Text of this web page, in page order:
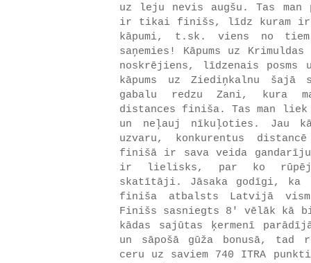
uz leju nevis augšu. Tas man
ir tikai finišs, līdz kuram ir
kāpumi, t.sk. viens no
saņemies! Kāpums uz
noskrējiens, līdzenais
kāpums uz Ziediņkalnu šajā
gabalu redzu Zani, kura
distances finiša. Tas man liek
un neļauj nīkuļoties. Jau
uzvaru, konkurentus
finišā ir sava veida
ir lielisks, par ko
skatītāji. Jāsaka godīgi, ka
finiša atbalsts Latvijā
Finišs sasniegts 8' vēlāk kā
kādas sajūtas ķermenī
un sāpošā gūža bonusā,
ceru uz saviem 740 ITRA